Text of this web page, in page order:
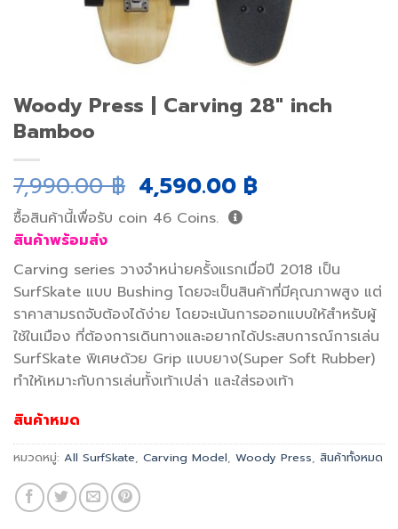
Woody Press | Carving 28″ inch
Bamboo
7,990.00฿ Original
price
was:
4,590.00 ฿Current
ซื้อสินค้านี้เพื่อรับ coin 46 Coins.
สินค้าพร้อมส่ง
Carving series วางจำหน่ายครั้งแรกเมื่อปี 2018 เป็น
SurfSkate แบบ Bushing โดยจะเป็นสินค้าที่มีคุณภาพสูง แต่
ราคาสามรถจับต้องได้ง่าย โดยจะเน้นการออกแบบให้สำหรับผู้
ใช้ในเมือง ที่ต้องการเดินทางและอยากได้ประสบการณ์การเล่น
SurfSkate พิเศษด้วย Grip แบบยาง(Super Soft Rubber)
ทำให้เหมาะกับการเล่นทั้งเท้าเปล่า และใส่รองเท้า
สินค้าหมด
หมวดหมู่: All SurfSkate Carving Model Woody Press สินค้าทั้งหมด